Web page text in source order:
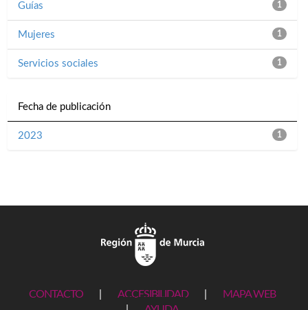
1
Guías
1
Mujeres
1
Servicios sociales
Fecha de publicación
1
2023
CONTACTO ACCESIBILIDAD
MAPA WEB